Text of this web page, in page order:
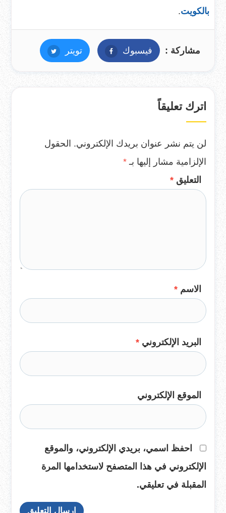
بالكويت.
مشاركة : فيسبوك فيسبوكتويتر تويتر
اترك تعليقاً
لن يتم نشر عنوان بريدك الإلكتروني. الحقول
الإلزامية مشار إليها بـ *
التعليق *
الاسم *
البريد الإلكتروني *
الموقع الإلكتروني
احفظ اسمي، بريدي الإلكتروني، والموقع
الإلكتروني في هذا المتصفح لاستخدامها المرة
المقبلة في تعليقي.